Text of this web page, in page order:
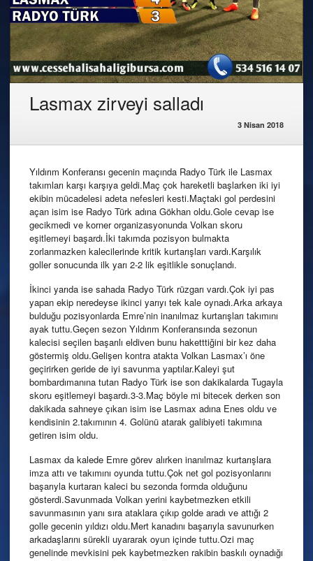
Lasmax zirveyi salladı
3 Nisan 2018
Yıldırım Konferansı gecenin maçında Radyo Türk ile Lasmax
takımları karşı karşıya geldi.Maç çok hareketli başlarken iki iyi
ekibin mücadelesi adeta nefesleri kesti.Maçtaki gol perdesini
açan isim ise Radyo Türk adına Gökhan oldu.Gole cevap ise
gecikmedi ve korner organizasyonunda Volkan skoru
eşitlemeyi başardı.İki takımda pozisyon bulmakta
zorlanmazken kalecilerinde kritik kurtarışları vardı.Karşılık
goller sonucunda ilk yarı 2-2 lik eşitlikle sonuçlandı.
İkinci yarıda ise sahada Radyo Türk rüzgarı vardı.Çok iyi pas
yapan ekip neredeyse ikinci yarıyı tek kale oynadı.Arka arkaya
bulduğu pozisyonlarda Emre’nin inanılmaz kurtarışları takımını
ayak tuttu.Geçen sezon Yıldırım Konferansında sezonun
kalecisi seçilen başarılı eldiven bunu haketttiğini bir kez daha
göstermiş oldu.Gelişen kontra atakta Volkan Lasmax’ı öne
geçirirken geride de iyi savunma yaptılar.Kaleyi şut
bombardımanına tutan Radyo Türk ise son dakikalarda Tugayla
skoru eşitlemeyi başardı.3-3.Maç böyle mi bitecek derken son
dakikada sahneye çıkan isim ise Lasmax adına Enes oldu ve
kendisinin 2.takımının 4. Golünü atarak galibiyeti takımına
getiren isim oldu.
Lasmax da kalede Emre görev alırken inanılmaz kurtarışlara
imza attı ve takımını oyunda tuttu.Çok net gol pozisyonlarını
başarıyla kurtaran kaleci bu sezonda formda olduğunu
gösterdi.Savunmada Volkan yerini kaybetmezken etkili
savunmasının yanı sıra ataklara çıkıp golde aradı ve attığı 2
golle gecenin yıldızı oldu.Mert kanadını başarıyla savunurken
arkadaşlarını sürekli uyararak oyun içinde tuttu.Ozi maç
genelinde mevkisini pek kaybetmezken rakibin baskılı oynadığı